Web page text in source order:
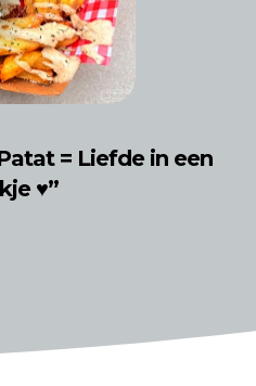
= Liefde in een
♥”